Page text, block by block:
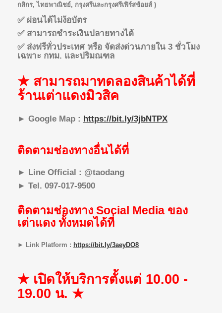
กสิกร, ไทยพาณิชย์, กรุงศรีและกรุงศรีเฟิร์สช้อยส์ )
✅ ผ่อนได้ไม่ง้อบัตร
✅ สามารถชำระเงินปลายทางได้
✅ ส่งฟรีทั่วประเทศ หรือ จัดส่งด่วนภายใน 3 ชั่วโมง
เฉพาะ กทม. และปริมณฑล
★ สามารถมาทดลองสินค้าได้ที่
ร้านเต่าแดงมิวสิค
► Google Map : https://bit.ly/3jbNTPX
ติดตามช่องทางอื่นได้ที่
► Line Official : @taodang
► Tel. 097-017-9500
ติดตามช่องทาง Social Media ของ
เต่าแดง ทั้งหมดได้ที่
► Link Platform : https://bit.ly/3aeyDO8
★ เปิดให้บริการตั้งแต่ 10.00 -
19.00 น. ★